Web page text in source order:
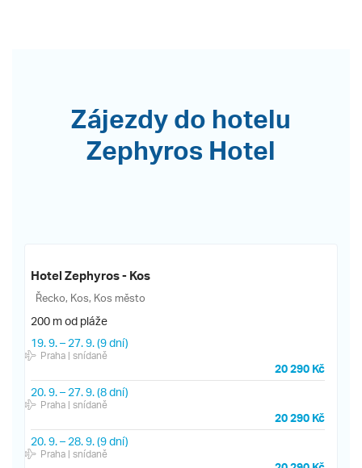
Zájezdy do hotelu
Zephyros Hotel
Hotel Zephyros - Kos
Řecko, Kos, Kos město
200 m od pláže
19. 9.– 27. 9.(9 dní)
Praha| snídaně
20 290 Kč
20. 9.– 27. 9.(8 dní)
Praha| snídaně
20 290 Kč
20. 9.– 28. 9.(9 dní)
Praha| snídaně